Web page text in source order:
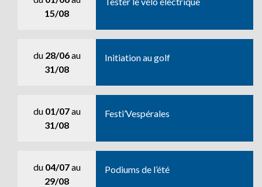
15/08
du 28/06au
31/08
Initiation au golf
du 01/07au
31/08
Festi’Vespérales
du 04/07au
29/08
Podiums de l’été